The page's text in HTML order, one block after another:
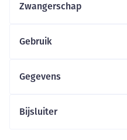
Zwangerschap
Gebruik
Gegevens
Bijsluiter